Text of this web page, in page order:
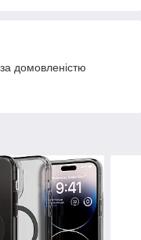
домовленістю